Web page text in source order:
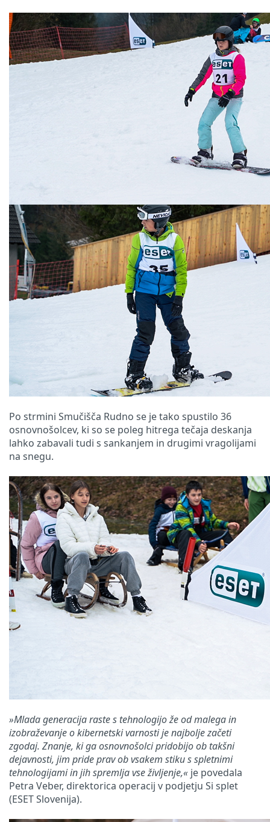
Po strmini Smučišča Rudno se je tako spustilo 36
osnovnošolcev, ki so se poleg hitrega tečaja deskanja
lahko zabavali tudi s sankanjem in drugimi vragolijami
na snegu.
»Mlada generacija raste s tehnologijo že od malega in
izobraževanje o kibernetski varnosti je najbolje začeti
zgodaj. Znanje, ki ga osnovnošolci pridobijo ob takšni
dejavnosti, jim pride prav ob vsakem stiku s spletnimi
tehnologijami in jih spremlja vse življenje,« je povedala
Petra Veber, direktorica operacij v podjetju Si splet
(ESET Slovenija).